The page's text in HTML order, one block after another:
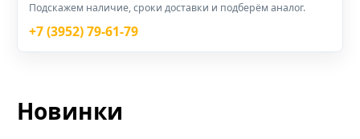
Подскажем наличие, сроки доставки и подберём аналог.
+7 (3952) 79-61-79
Новинки